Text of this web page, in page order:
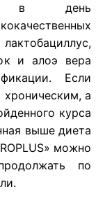
в день
и алоэ вера
Если
хроническим, а
курса
выше диета
можно
по